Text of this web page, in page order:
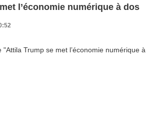
l’économie numérique à dos